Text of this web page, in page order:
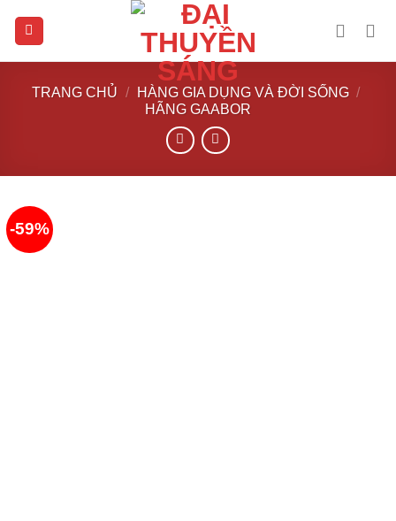
TRANG CHỦ / HÀNG GIA DỤNG VÀ ĐỜI SỐNG /
HÃNG GAABOR
-59%